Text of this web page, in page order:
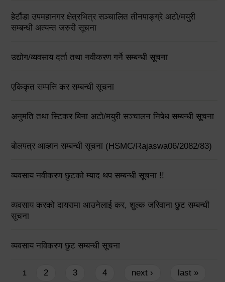
हेटौंडा उपमहानगर क्षेत्रभित्र सञ्चालित तीनपाङ्ग्रे अटो/मयुरी
सम्बन्धी अत्यन्त जरुरी सूचना
उद्योग/व्यवसाय दर्ता तथा नवीकरण गर्ने सम्बन्धी सूचना
एकिकृत सम्पत्ति कर सम्बन्धी सूचना
अनुमति तथा स्टिकर बिना अटो/मयुरी सञ्चालन निषेध सम्बन्धी सूचना
बोलपत्र आव्हान सम्बन्धी सूचना (HSMC/Rajaswa06/2082/83)
व्यवसाय नवीकरण छुटको म्याद थप सम्बन्धी सूचना !!
व्यवसाय करको दायरामा आउनेलाई कर, शुल्क जरिवाना छुट सम्बन्धी
सूचना
व्यवसाय नविकरण छुट सम्बन्धी सूचना
Pages
1 2 3 4 next › last »